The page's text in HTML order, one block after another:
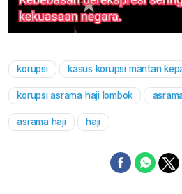
korupsi kasus korupsi mantan
korupsi asrama haji lombok
asrama haji haji